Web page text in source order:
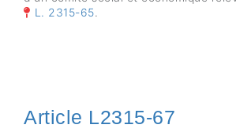
L. 2315-65.
Article L2315-67